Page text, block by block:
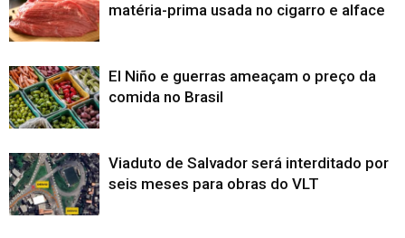
matéria-prima usada no cigarro e alface
El Niño e guerras ameaçam o preço da
comida no Brasil
Viaduto de Salvador será interditado por
seis meses para obras do VLT